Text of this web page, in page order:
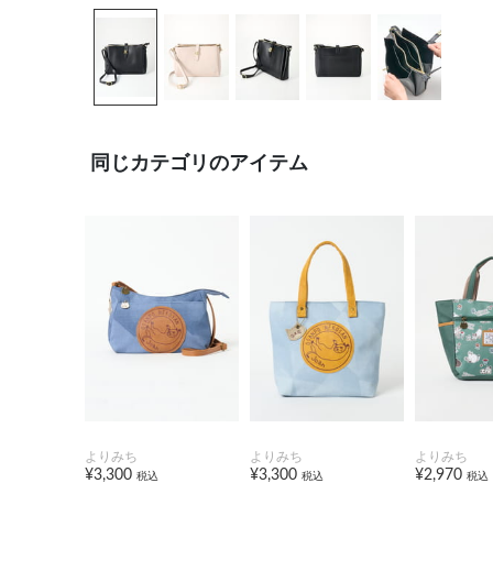
同じカテゴリのアイテム
よりみち
¥3,300 税込
よりみち
¥3,300 税込
よりみち
¥2,970 税込